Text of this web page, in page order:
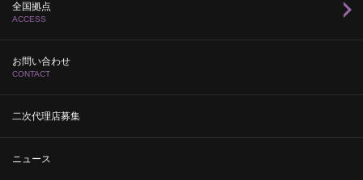
全国拠点
ACCESS
お問い合わせ
CONTACT
二次代理店募集
ニュース